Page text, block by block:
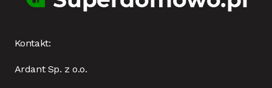
Kontakt:
Ardant Sp. z o.o.